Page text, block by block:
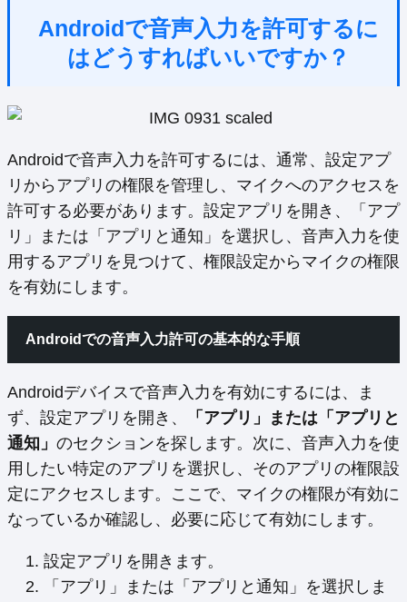
Androidで音声入力を許可するに
はどうすればいいですか？
Androidで音声入力を許可するには、通常、設定アプ
リからアプリの権限を管理し、マイクへのアクセスを
許可する必要があります。設定アプリを開き、「アプ
リ」または「アプリと通知」を選択し、音声入力を使
用するアプリを見つけて、権限設定からマイクの権限
を有効にします。
Androidでの音声入力許可の基本的な手順
Androidデバイスで音声入力を有効にするには、ま
ず、設定アプリを開き、
「アプリ」または「アプリと
通知」 のセクションを探します。次に、音声入力を使
用したい特定のアプリを選択し、そのアプリの権限設
定にアクセスします。ここで、マイクの権限が有効に
なっているか確認し、必要に応じて有効にします。
設定アプリを開きます。
「アプリ」または「アプリと通知」を選択しま